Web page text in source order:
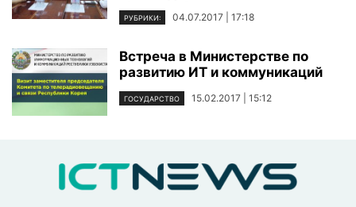
РУБРИКИ: 04.07.2017 | 17:18
Встреча в Министерстве по
развитию ИТ и коммуникаций
ГОСУДАРСТВО 15.02.2017 | 15:12